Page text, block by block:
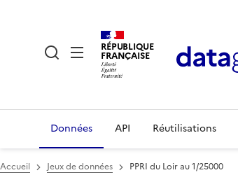
RÉPUBLIQUE
FRANÇAISE
Données API Réutilisations
Accueil Jeux de données PPRI du Loir au 1/25000